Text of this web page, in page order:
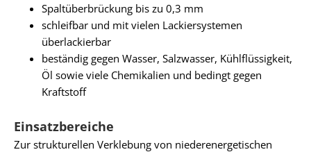
Spaltüberbrückung bis zu 0,3 mm
schleifbar und mit vielen Lackiersystemen
überlackierbar
beständig gegen Wasser, Salzwasser, Kühlflüssigkeit,
Öl sowie viele Chemikalien und bedingt gegen
Kraftstoff
Einsatzbereiche
Zur strukturellen Verklebung von niederenergetischen